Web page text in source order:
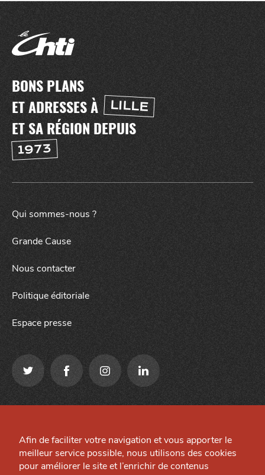
Grande Cause
Nous contacter
BONS PLANS
ET ADRESSES À
LILLE
ET SA RÉGION DEPUIS
1973
Qui sommes-nous ?
Grande Cause
Nous contacter
Politique éditoriale
Espace presse
Préférences cookies
Site créé par
Afin de faciliter votre navigation et vous apporter le
meilleur service possible, nous utilisons des cookies
pour améliorer le site et l’enrichir de contenus
J'accepte Je refuse